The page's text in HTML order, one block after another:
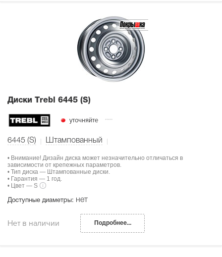
Диски Тrebl 6445 (S)
уточняйте
6445 (S) Штампованный
• Внимание! Дизайн диска может незначительно отличаться в
зависимости от крепежных параметров.
• Тип диска — Штампованные диски.
• Гарантия — 1 год.
• Цвет — S
Доступные диаметры: нет
Нет в наличии Подробнее...